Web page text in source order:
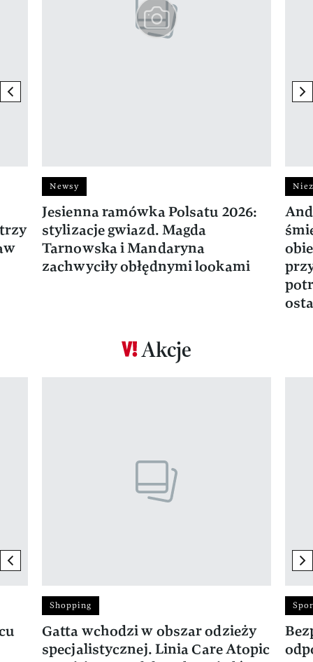
previous element
Newsy
Jesienna ramówka Polsatu 2026:
stylizacje gwiazd. Magda
Tarnowska i Mandaryna
zachwyciły obłędnymi lookami
Akcje
previous element
Shopping
Gatta wchodzi w obszar odzieży
specjalistycznej. Linia Care Atopic